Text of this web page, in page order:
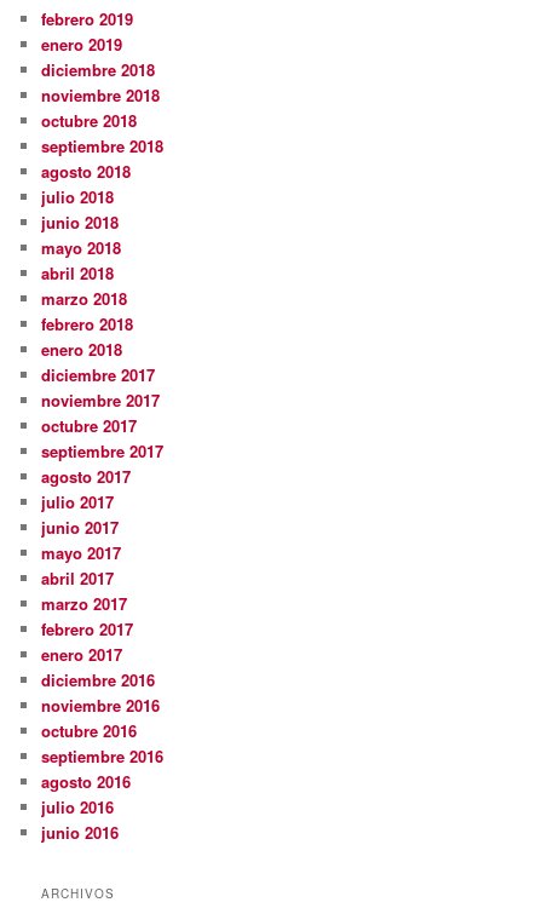
febrero 2019
enero 2019
diciembre 2018
noviembre 2018
octubre 2018
septiembre 2018
agosto 2018
julio 2018
junio 2018
mayo 2018
abril 2018
marzo 2018
febrero 2018
enero 2018
diciembre 2017
noviembre 2017
octubre 2017
septiembre 2017
agosto 2017
julio 2017
junio 2017
mayo 2017
abril 2017
marzo 2017
febrero 2017
enero 2017
diciembre 2016
noviembre 2016
octubre 2016
septiembre 2016
agosto 2016
julio 2016
junio 2016
ARCHIVOS